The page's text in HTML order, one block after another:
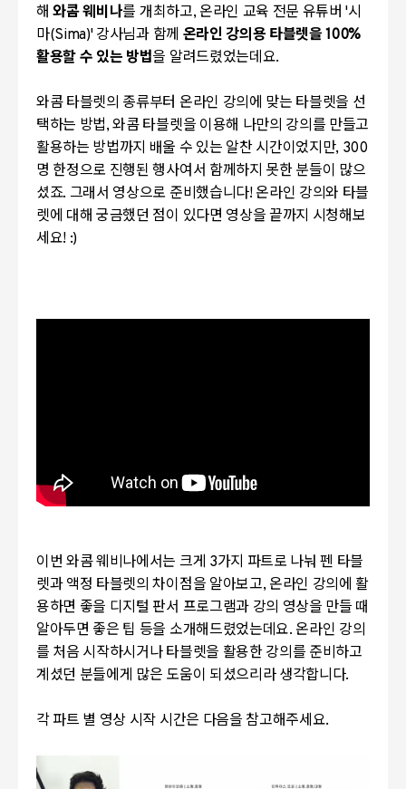
해와콤 웨비나를 개최하고, 온라인 교육 전문 유튜버 '시
마(Sima)' 강사님과 함께 온라인 강의용 타블렛을 100%
활용할 수 있는 방법을 알려드렸었는데요.
와콤 타블렛의 종류부터 온라인 강의에 맞는 타블렛을 선
택하는 방법, 와콤 타블렛을 이용해 나만의 강의를 만들고
활용하는 방법까지 배울 수 있는 알찬 시간이었지만, 300
명 한정으로 진행된 행사여서 함께하지 못한 분들이 많으
셨죠. 그래서 영상으로 준비했습니다! 온라인 강의와 타블
렛에 대해 궁금했던 점이 있다면 영상을 끝까지 시청해보
세요! :)
이번 와콤 웨비나에서는 크게 3가지 파트로 나눠 펜 타블
렛과 액정 타블렛의 차이점을 알아보고, 온라인 강의에 활
용하면 좋을 디지털 판서 프로그램과 강의 영상을 만들 때
알아두면 좋은 팁 등을 소개해드렸었는데요. 온라인 강의
를 처음 시작하시거나 타블렛을 활용한 강의를 준비하고
계셨던 분들에게 많은 도움이 되셨으리라 생각합니다.
각 파트 별 영상 시작 시간은 다음을 참고해주세요.